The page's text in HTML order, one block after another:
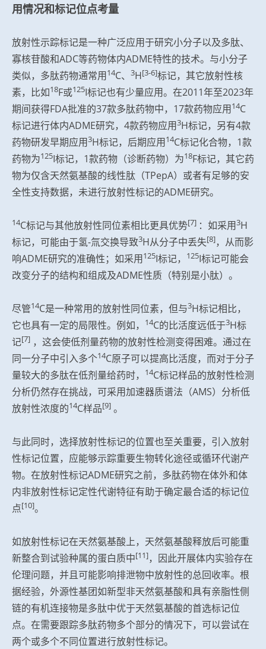
用情况和标记位点考量
放射性示踪标记是一种广泛应用于研究小分子以及多肽、
寡核苷酸和ADC等药物体内ADME特性的技术。与小分子
类似，多肽药物通常用14C、 3H[3-6]标记，其它放射性核
素，比如18F或125I标记也有少量应用。在2011年至2023年
期间获得FDA批准的37款多肽药物中，17款药物应用14C
标记进行体内ADME研究，4款药物应用3H标记，另有4款
药物研发早期应用3H标记，后期应用14C标记化合物，1款
药物为125I标记，1款药物（诊断药物）为18F标记，其它药
物为仅含天然氨基酸的线性肽（TPepA）或者有足够的安
全性支持数据，未进行放射性标记的ADME研究。
14C标记与其他放射性同位素相比更具优势[7] ：如采用3H
标记，可能由于氢-氚交换导致3H从分子中丢失[8]，从而影
响ADME研究的准确性；如采用125I标记， 125I标记可能会
改变分子的结构和组成及ADME性质（特别是小肽）。
尽管14C是一种常用的放射性同位素，但与3H标记相比，
它也具有一定的局限性。例如，
14C的比活度远低于3H标
记[7] ，这会使低剂量药物的放射性检测变得困难。通过在
同一分子中引入多个14C原子可以提高比活度，而对于分子
量较大的多肽在低剂量给药时，
14C标记样品的放射性检测
分析仍然存在挑战，可采用加速器质谱法（AMS）分析低
放射性浓度的14C样品[9] 。
与此同时，选择放射性标记的位置也至关重要，引入放射
性标记位置，应能够示踪重要生物转化途径或循环代谢产
物。在放射性标记ADME研究之前，多肽药物在体外和体
内非放射性标记定性代谢特征有助于确定最合适的标记位
点[10]。
如放射性标记在天然氨基酸上，天然氨基酸释放后可能重
新整合到试验种属的蛋白质中[11]，因此开展体内实验存在
伦理问题，并且可能影响排泄物中放射性的总回收率。根
据经验，外源性基团如新型非天然氨基酸和具有亲脂性侧
链的有机连接物是多肽中优于天然氨基酸的首选标记位
点。在需要跟踪多肽药物多个部分的情况下，可以尝试在
两个或多个不同位置进行放射性标记。